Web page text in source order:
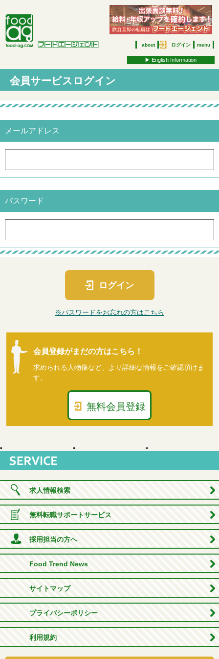
about ログイン menu
▶︎ English Information
会員サービスログイン
メールアドレス
パスワード
ログイン
※パスワードをお忘れの方はこちら
会員登録がまだの方はこちら！
求められる人物像など、より詳細な情報をご確認頂けま
す。
無料会員登録
求人情報検索
無料転職サポートサービス
採用担当の方へ
Food Trend News
サイトマップ
プライバシーポリシー
利用規約